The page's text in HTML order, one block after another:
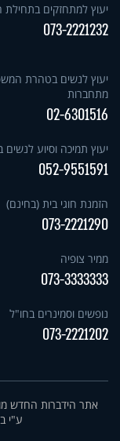
יעוץ למתחזקים בתחילת
073-2221232
יעוץ לנשים בטהרת
מתחברות
02-6301516
יעוץ תמיכה וסיוע לנשים
052-9551591
הזמנת חוגי בית (בחינם)
073-2221290
ממיר צופיה
073-3333333
נופשים וסמינרים בחו"ל
073-2221202
אתר הידברות החדש
ע"י